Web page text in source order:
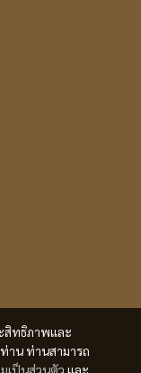
สิทธิภาพและ
าน ท่านสามารถ
เป็นส่วนตัว และ